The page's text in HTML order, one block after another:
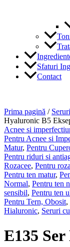
Sfaturi
Contact
Prima pagină / Seruri
Hyaluronic B5
Acnee si
Pentru Acnee si
Matur, Pentru
Pentru riduri si
Rozacee, Pentru
Pentru ten matur,
Normal, Pentru ten
sensibil, Pentru ten
Pentru Tern, Obosit,
Hialuronic, Seruri
E135